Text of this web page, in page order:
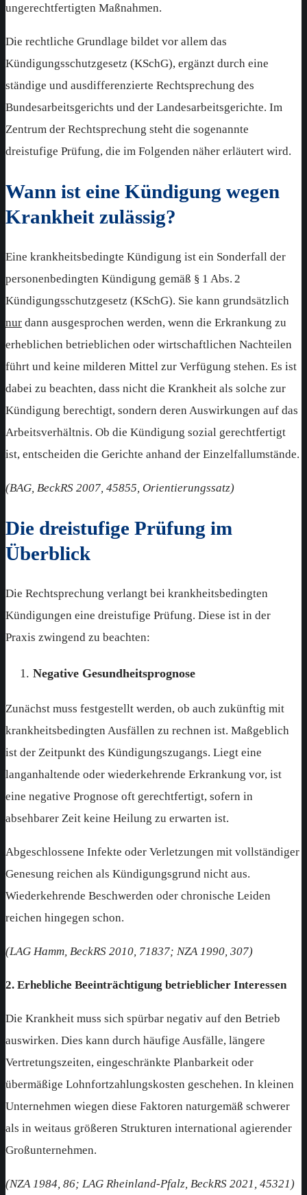
ungerechtfertigten Maßnahmen.
Die rechtliche Grundlage bildet vor allem das
Kündigungsschutzgesetz (KSchG), ergänzt durch eine
ständige und ausdifferenzierte Rechtsprechung des
Bundesarbeitsgerichts und der Landesarbeitsgerichte. Im
Zentrum der Rechtsprechung steht die sogenannte
dreistufige Prüfung, die im Folgenden näher erläutert wird.
Wann ist eine Kündigung wegen
Krankheit zulässig?
Eine krankheitsbedingte Kündigung ist ein Sonderfall der
personenbedingten Kündigung gemäß § 1 Abs. 2
Kündigungsschutzgesetz (KSchG). Sie kann grundsätzlich
nur dann ausgesprochen werden, wenn die Erkrankung zu
erheblichen betrieblichen oder wirtschaftlichen Nachteilen
führt und keine milderen Mittel zur Verfügung stehen. Es ist
dabei zu beachten, dass nicht die Krankheit als solche zur
Kündigung berechtigt, sondern deren Auswirkungen auf das
Arbeitsverhältnis. Ob die Kündigung sozial gerechtfertigt
ist, entscheiden die Gerichte anhand der Einzelfallumstände.
(BAG, BeckRS 2007, 45855, Orientierungssatz)
Die dreistufige Prüfung im
Überblick
Die Rechtsprechung verlangt bei krankheitsbedingten
Kündigungen eine dreistufige Prüfung. Diese ist in der
Praxis zwingend zu beachten:
Negative Gesundheitsprognose
Zunächst muss festgestellt werden, ob auch zukünftig mit
krankheitsbedingten Ausfällen zu rechnen ist. Maßgeblich
ist der Zeitpunkt des Kündigungszugangs. Liegt eine
langanhaltende oder wiederkehrende Erkrankung vor, ist
eine negative Prognose oft gerechtfertigt, sofern in
absehbarer Zeit keine Heilung zu erwarten ist.
Abgeschlossene Infekte oder Verletzungen mit vollständiger
Genesung reichen als Kündigungsgrund nicht aus.
Wiederkehrende Beschwerden oder chronische Leiden
reichen hingegen schon.
(LAG Hamm, BeckRS 2010, 71837; NZA 1990, 307)
2. Erhebliche Beeinträchtigung betrieblicher Interessen
Die Krankheit muss sich spürbar negativ auf den Betrieb
auswirken. Dies kann durch häufige Ausfälle, längere
Vertretungszeiten, eingeschränkte Planbarkeit oder
übermäßige Lohnfortzahlungskosten geschehen. In kleinen
Unternehmen wiegen diese Faktoren naturgemäß schwerer
als in weitaus größeren Strukturen international agierender
Großunternehmen.
(NZA 1984, 86; LAG Rheinland-Pfalz, BeckRS 2021, 45321)